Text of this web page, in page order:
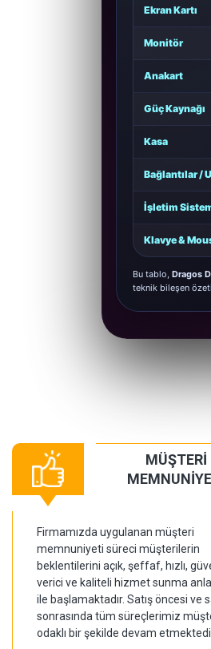
Ekran Kartı
Monitör
Anakart
Güç Kaynağı
Kasa
Bağlantılar /
İşletim
Klavye &
Bu tablo, Dragos
teknik bileşen
MÜŞTERİ
Firmamızda uygulanan müşteri
memnuniyeti süreci müşterilerin
beklentilerini açık, şeffaf, hızlı,
verici ve kaliteli hizmet sunma
ile başlamaktadır. Satış öncesi ve
sonrasında tüm süreçlerimiz
odaklı bir şekilde devam